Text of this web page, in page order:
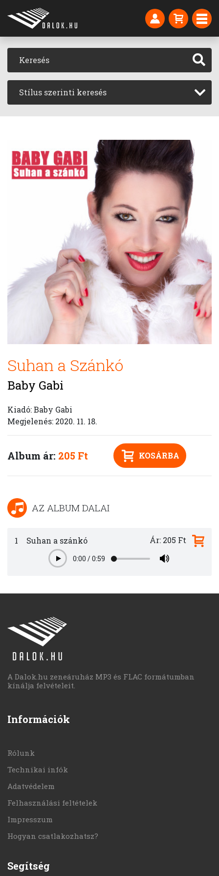
Stílus szerinti keresés
Suhan a Szánkó
Baby Gabi
Kiadó: Baby Gabi
Megjelenés: 2020. 11. 18.
Album ár: 205 Ft KOSÁRBA
AZ ALBUM DALAI
1 Suhan a szánkó
Play0:00 /0:59
Ár: 205 Ft
A Dalok.hu zeneáruház MP3 és FLAC formátumban
kínálja felvételeit.
Információk
Rólunk
Technikai infók
Adatvédelem
Felhasználási feltételek
Impresszum
Hogyan csatlakozhatsz?
Segítség